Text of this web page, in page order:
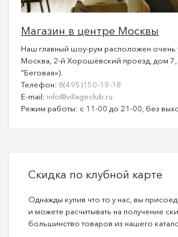
Магазин в центре Москвы
Наш главный шоу-рум расположен очень
Москва, 2-й Хорошёвский проезд, дом 7,
"Беговая»).
Телефон: 8(495)150-19-18
E-mail: info@villageclub.ru
Режим работы: с 11-00 до 21-00, без
Скидка по клубной карте
Однажды купив что то у нас, вы
и можете расчитывать на получение
большинство товаров из нашего